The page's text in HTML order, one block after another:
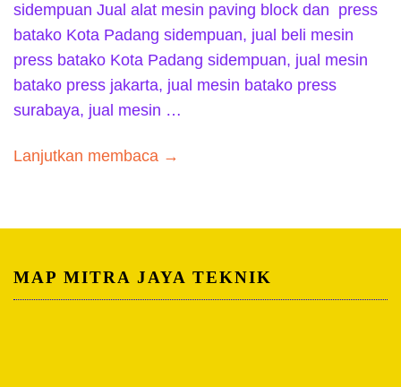
sidempuan Jual alat mesin paving block dan press
batako Kota Padang sidempuan, jual beli mesin
press batako Kota Padang sidempuan, jual mesin
batako press jakarta, jual mesin batako press
surabaya, jual mesin …
Lanjutkan membaca →
MAP MITRA JAYA TEKNIK